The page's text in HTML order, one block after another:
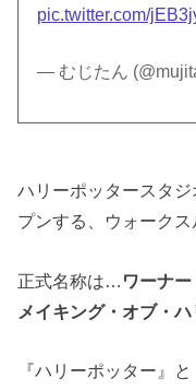
pic.twitter.com/
— むじたん
ハリーポッタースタ
プンする、ウォーク
正式名称は… ワーナ
メイキング・オブ・
『ハリーポッター』